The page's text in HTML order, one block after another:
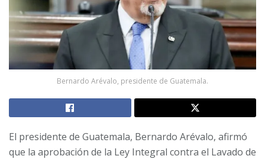
Bernardo Arévalo, presidente de Guatemala.
El presidente de Guatemala, Bernardo Arévalo, afirmó
que la aprobación de la Ley Integral contra el Lavado de